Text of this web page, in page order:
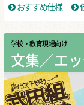
おすすめ仕様
学校・教育現場向け
文集／エ